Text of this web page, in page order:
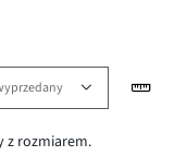
z rozmiarem.